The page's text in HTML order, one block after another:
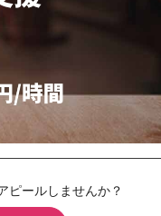
ピールしませんか？